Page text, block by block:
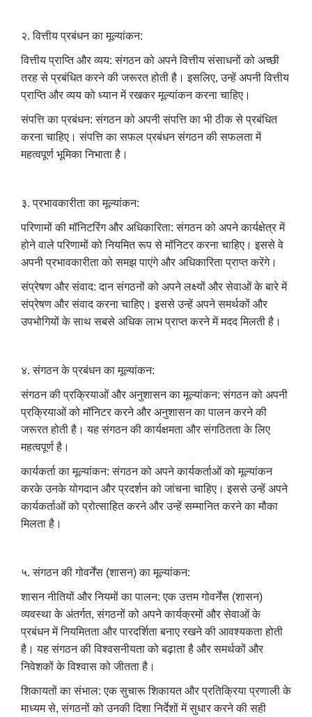
२. वित्तीय प्रबंधन का मूल्यांकन:
वित्तीय प्राप्ति और व्यय: संगठन को अपने वित्तीय संसाधनों को अच्छी
तरह से प्रबंधित करने की जरूरत होती है। इसलिए, उन्हें अपनी वित्तीय
प्राप्ति और व्यय को ध्यान में रखकर मूल्यांकन करना चाहिए।
संपत्ति का प्रबंधन: संगठन को अपनी संपत्ति का भी ठीक से प्रबंधित
करना चाहिए। संपत्ति का सफल प्रबंधन संगठन की सफलता में
महत्वपूर्ण भूमिका निभाता है।
३. प्रभावकारीता का मूल्यांकन:
परिणामों की मॉनिटरिंग और अधिकारिता: संगठन को अपने कार्यक्षेत्र में
होने वाले परिणामों को नियमित रूप से मॉनिटर करना चाहिए। इससे वे
अपनी प्रभावकारीता को समझ पाएंगे और अधिकारिता प्राप्त करेंगे।
संप्रेषण और संवाद: दान संगठनों को अपने लक्ष्यों और सेवाओं के बारे में
संप्रेषण और संवाद करना चाहिए। इससे उन्हें अपने समर्थकों और
उपभोगियों के साथ सबसे अधिक लाभ प्राप्त करने में मदद मिलती है।
४. संगठन के प्रबंधन का मूल्यांकन:
संगठन की प्रक्रियाओं और अनुशासन का मूल्यांकन: संगठन को अपनी
प्रक्रियाओं को मॉनिटर करने और अनुशासन का पालन करने की
जरूरत होती है। यह संगठन की कार्यक्षमता और संगठितता के लिए
महत्वपूर्ण है।
कार्यकर्ता का मूल्यांकन: संगठन को अपने कार्यकर्ताओं को मूल्यांकन
करके उनके योगदान और प्रदर्शन को जांचना चाहिए। इससे उन्हें अपने
कार्यकर्ताओं को प्रोत्साहित करने और उन्हें सम्मानित करने का मौका
मिलता है।
५. संगठन की गोवर्नेंस (शासन) का मूल्यांकन:
शासन नीतियों और नियमों का पालन: एक उत्तम गोवर्नेंस (शासन)
व्यवस्था के अंतर्गत, संगठनों को अपने कार्यक्रमों और सेवाओं के
प्रबंधन में नियमितता और पारदर्शिता बनाए रखने की आवश्यकता होती
है। यह संगठन की विश्वसनीयता को बढ़ाता है और समर्थकों और
निवेशकों के विश्वास को जीतता है।
शिकायतों का संभाल: एक सुचारू शिकायत और प्रतिक्रिया प्रणाली के
माध्यम से, संगठनों को उनकी दिशा निर्देशों में सुधार करने की सही